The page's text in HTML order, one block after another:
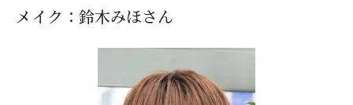
メイク：鈴木みほさん